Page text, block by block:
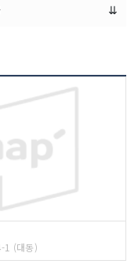
⇊
1 (대동)